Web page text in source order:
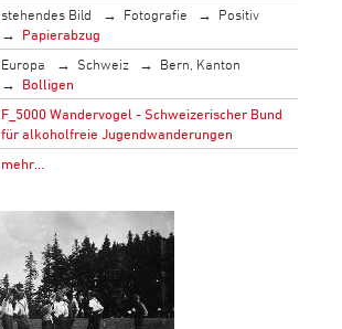
stehendes Bild Fotografie
Positiv
Papierabzug
Europa Schweiz
Bern, Kanton
Bolligen
F_5000 Wandervogel - Schweizerischer Bund
für alkoholfreie Jugendwanderungen
mehr…